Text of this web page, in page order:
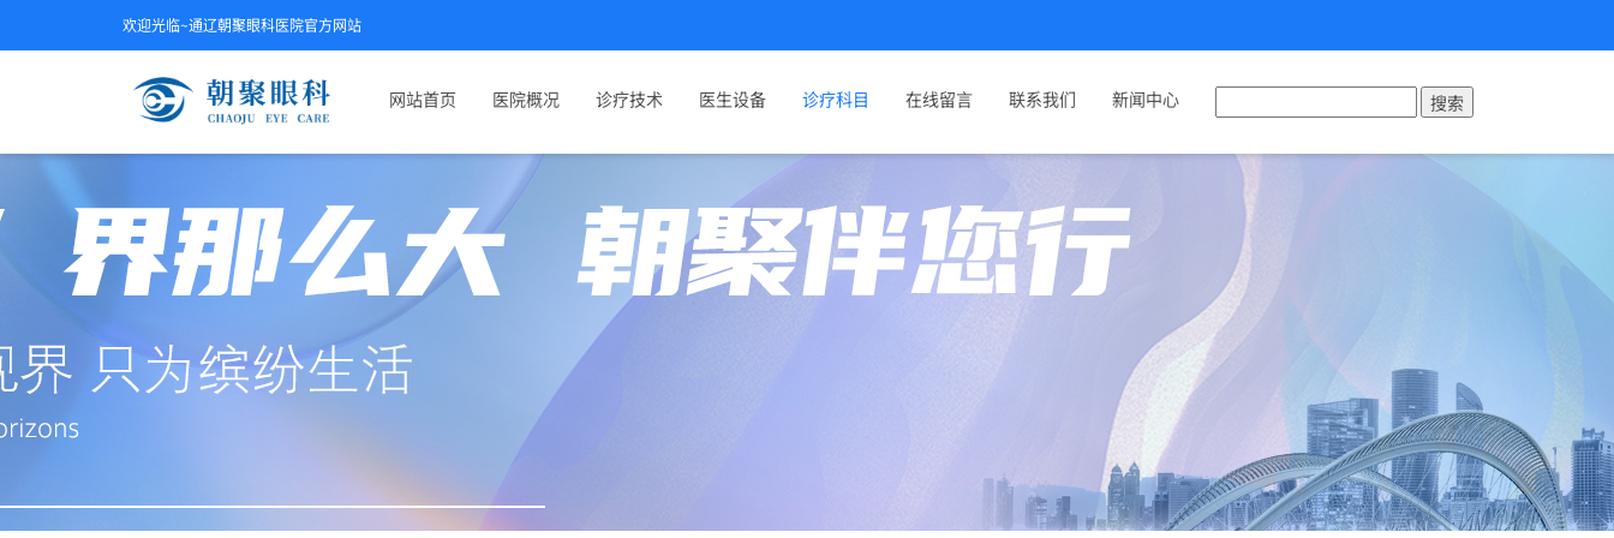
欢迎光临~通辽朝聚眼科医院官方网站
网站首页 医院概况 诊疗技术 医生设备 诊疗科目 在线留言 联系我们 新闻中心 搜索